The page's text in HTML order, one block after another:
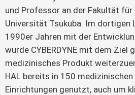
und Professor an der Fakultät
Universität Tsukuba. Im dortigen
1990er Jahren mit der
wurde CYBERDYNE mit dem Ziel
medizinisches Produkt
HAL bereits in 150
Einrichtungen genutzt, auch um